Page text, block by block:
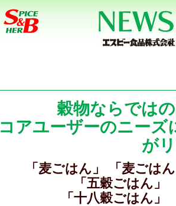
穀物ならでは
コアユーザーのニー
が
「麦ごはん」 「麦ごは
「五穀ごはん」
「十八穀ごはん」